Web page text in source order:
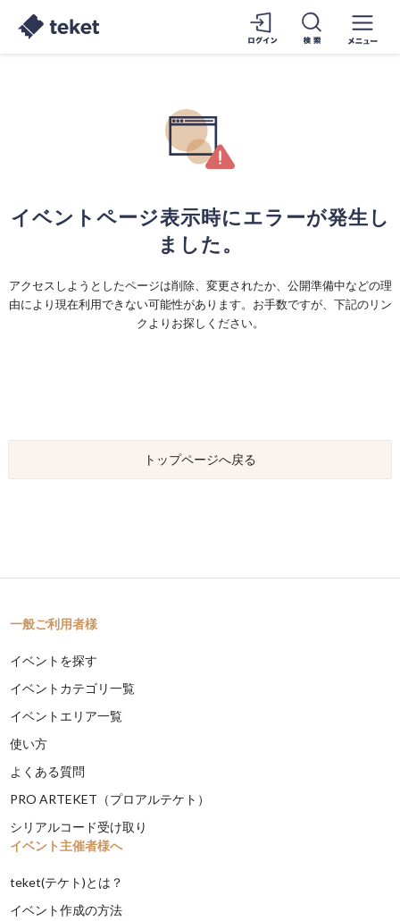
イベントページ表示時にエラーが発生し
ました。
アクセスしようとしたページは削除、変更されたか、公開準備中などの理
由により現在利用できない可能性があります。お手数ですが、下記のリン
クよりお探しください。
トップページへ戻る
一般ご利用者様
イベントを探す
イベントカテゴリ一覧
イベントエリア一覧
使い方
よくある質問
PRO ARTEKET（プロアルテケト）
シリアルコード受け取り
イベント主催者様へ
teket(テケト)とは？
イベント作成の方法